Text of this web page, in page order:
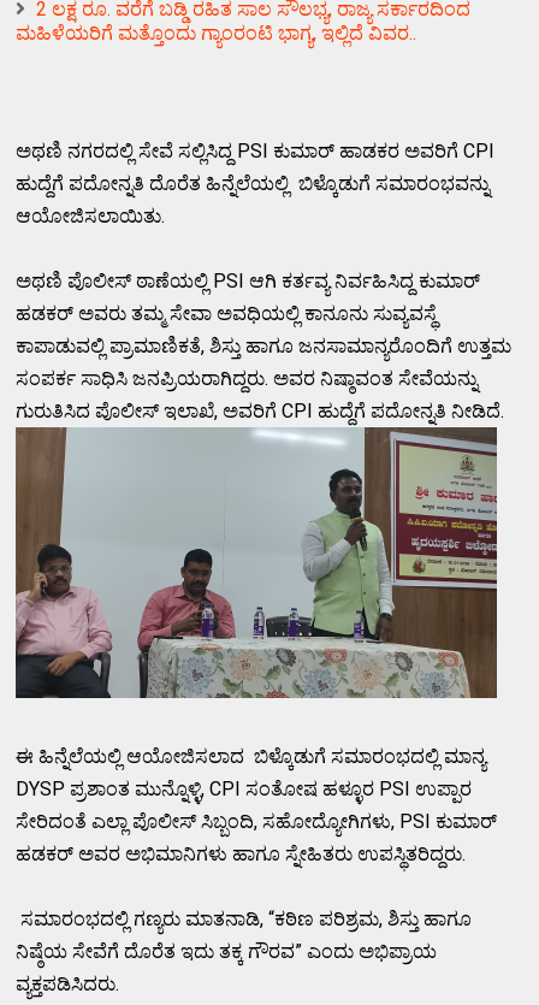
2 ಲಕ್ಷ ರೂ. ವರೆಗೆ ಬಡ್ಡಿ ರಹಿತ ಸಾಲ ಸೌಲಭ್ಯ, ರಾಜ್ಯ ಸರ್ಕಾರದಿಂದ
ಮಹಿಳೆಯರಿಗೆ ಮತ್ತೊಂದು ಗ್ಯಾಂರಂಟಿ ಭಾಗ್ಯ, ಇಲ್ಲಿದೆ ವಿವರ..
ಅಥಣಿ ನಗರದಲ್ಲಿ ಸೇವೆ ಸಲ್ಲಿಸಿದ್ದ PSI ಕುಮಾರ್ ಹಾಡಕರ ಅವರಿಗೆ CPI
ಹುದ್ದೆಗೆ ಪದೋನ್ನತಿ ದೊರೆತ ಹಿನ್ನೆಲೆಯಲ್ಲಿ ಬಿಳ್ಕೊಡುಗೆ ಸಮಾರಂಭವನ್ನು
ಆಯೋಜಿಸಲಾಯಿತು.
ಅಥಣಿ ಪೊಲೀಸ್ ಠಾಣೆಯಲ್ಲಿ PSI ಆಗಿ ಕರ್ತವ್ಯ ನಿರ್ವಹಿಸಿದ್ದ ಕುಮಾರ್
ಹಡಕರ್ ಅವರು ತಮ್ಮ ಸೇವಾ ಅವಧಿಯಲ್ಲಿ ಕಾನೂನು ಸುವ್ಯವಸ್ಥೆ
ಕಾಪಾಡುವಲ್ಲಿ ಪ್ರಾಮಾಣಿಕತೆ, ಶಿಸ್ತು ಹಾಗೂ ಜನಸಾಮಾನ್ಯರೊಂದಿಗೆ ಉತ್ತಮ
ಸಂಪರ್ಕ ಸಾಧಿಸಿ ಜನಪ್ರಿಯರಾಗಿದ್ದರು. ಅವರ ನಿಷ್ಠಾವಂತ ಸೇವೆಯನ್ನು
ಗುರುತಿಸಿದ ಪೊಲೀಸ್ ಇಲಾಖೆ, ಅವರಿಗೆ CPI ಹುದ್ದೆಗೆ ಪದೋನ್ನತಿ ನೀಡಿದೆ.
ಈ ಹಿನ್ನೆಲೆಯಲ್ಲಿ ಆಯೋಜಿಸಲಾದ ಬಿಳ್ಕೊಡುಗೆ ಸಮಾರಂಭದಲ್ಲಿ ಮಾನ್ಯ
DYSP ಪ್ರಶಾಂತ ಮುನ್ನೊಳ್ಳಿ, CPI ಸಂತೋಷ ಹಳ್ಳೂರ PSI ಉಪ್ಪಾರ
ಸೇರಿದಂತೆ ಎಲ್ಲಾ ಪೊಲೀಸ್ ಸಿಬ್ಬಂದಿ, ಸಹೋದ್ಯೋಗಿಗಳು, PSI ಕುಮಾರ್
ಹಡಕರ್ ಅವರ ಅಭಿಮಾನಿಗಳು ಹಾಗೂ ಸ್ನೇಹಿತರು ಉಪಸ್ಥಿತರಿದ್ದರು.
ಸಮಾರಂಭದಲ್ಲಿ ಗಣ್ಯರು ಮಾತನಾಡಿ, “ಕಠಿಣ ಪರಿಶ್ರಮ, ಶಿಸ್ತು ಹಾಗೂ
ನಿಷ್ಠೆಯ ಸೇವೆಗೆ ದೊರೆತ ಇದು ತಕ್ಕ ಗೌರವ” ಎಂದು ಅಭಿಪ್ರಾಯ
ವ್ಯಕ್ತಪಡಿಸಿದರು.